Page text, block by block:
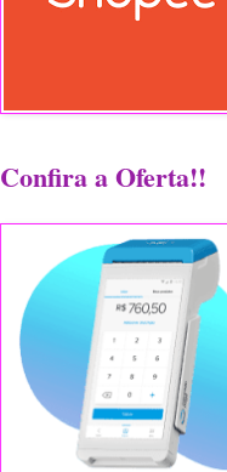
Confira a Oferta!!